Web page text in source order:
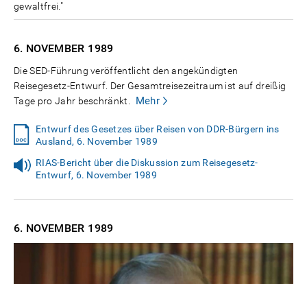
gewaltfrei."
6. NOVEMBER 1989
Die SED-Führung veröffentlicht den angekündigten
Reisegesetz-Entwurf. Der Gesamtreisezeitraum ist auf dreißig
Tage pro Jahr beschränkt.
Mehr
Entwurf des Gesetzes über Reisen von DDR-Bürgern ins
Ausland, 6. November 1989
RIAS-Bericht über die Diskussion zum Reisegesetz-
Entwurf, 6. November 1989
6. NOVEMBER 1989